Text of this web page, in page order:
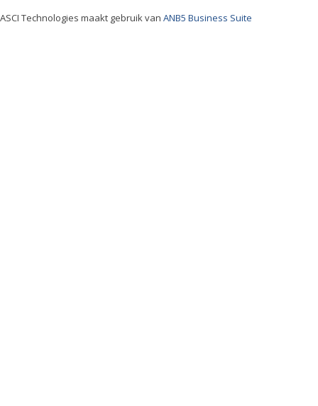
ASCI Technologies maakt gebruik van ANB5 Business Suite